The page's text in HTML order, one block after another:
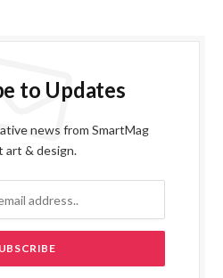
to Updates
news from SmartMag
art & design.